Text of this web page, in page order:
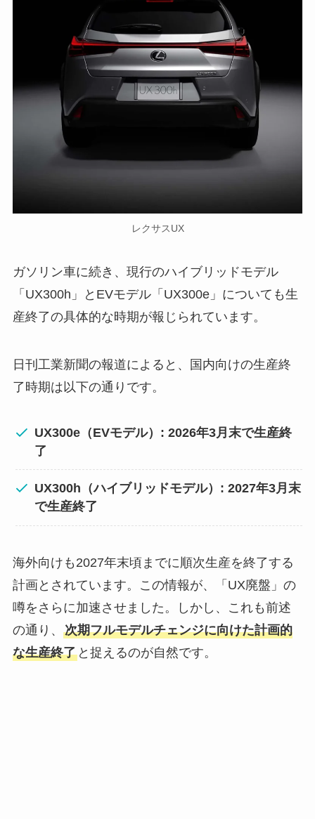
レクサスUX
ガソリン車に続き、現行のハイブリッドモデル
「UX300h」とEVモデル「UX300e」についても生
産終了の具体的な時期が報じられています。
日刊工業新聞の報道によると、国内向けの生産終
了時期は以下の通りです。
UX300e（EVモデル）: 2026年3月末で生産終
了
UX300h（ハイブリッドモデル）: 2027年3月末
で生産終了
海外向けも2027年末頃までに順次生産を終了する
計画とされています。この情報が、「UX廃盤」の
噂をさらに加速させました。しかし、これも前述
の通り、 次期フルモデルチェンジに向けた計画的
な生産終了と捉えるのが自然です。